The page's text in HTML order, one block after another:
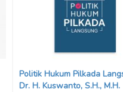
Politik Hukum Pilkada
Dr. H. Kuswanto, S.H., M.H.